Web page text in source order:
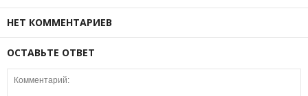
НЕТ КОММЕНТАРИЕВ
ОСТАВЬТЕ ОТВЕТ